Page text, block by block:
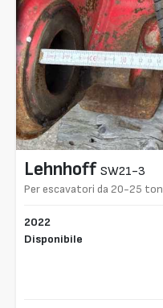
Lehnhoff SW21-3
Per escavatori da 20-25 ton
2022
Disponibile